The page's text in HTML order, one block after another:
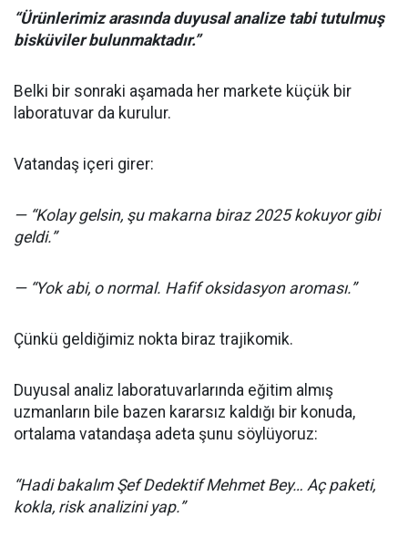
“Ürünlerimiz arasında duyusal analize tabi tutulmuş
bisküviler bulunmaktadır.”
Belki bir sonraki aşamada her markete küçük bir
laboratuvar da kurulur.
Vatandaş içeri girer:
— “Kolay gelsin, şu makarna biraz 2025 kokuyor gibi
geldi.”
— “Yok abi, o normal. Hafif oksidasyon aroması.”
Çünkü geldiğimiz nokta biraz trajikomik.
Duyusal analiz laboratuvarlarında eğitim almış
uzmanların bile bazen kararsız kaldığı bir konuda,
ortalama vatandaşa adeta şunu söylüyoruz:
“Hadi bakalım Şef Dedektif Mehmet Bey… Aç paketi,
kokla, risk analizini yap.”